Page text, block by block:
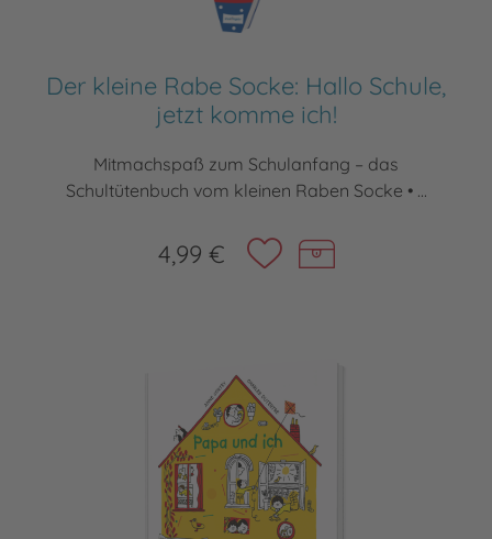
Der kleine Rabe Socke: Hallo Schule,
jetzt komme ich!
Mitmachspaß zum Schulanfang – das
Schultütenbuch vom kleinen Raben Socke • ...
4,99 €